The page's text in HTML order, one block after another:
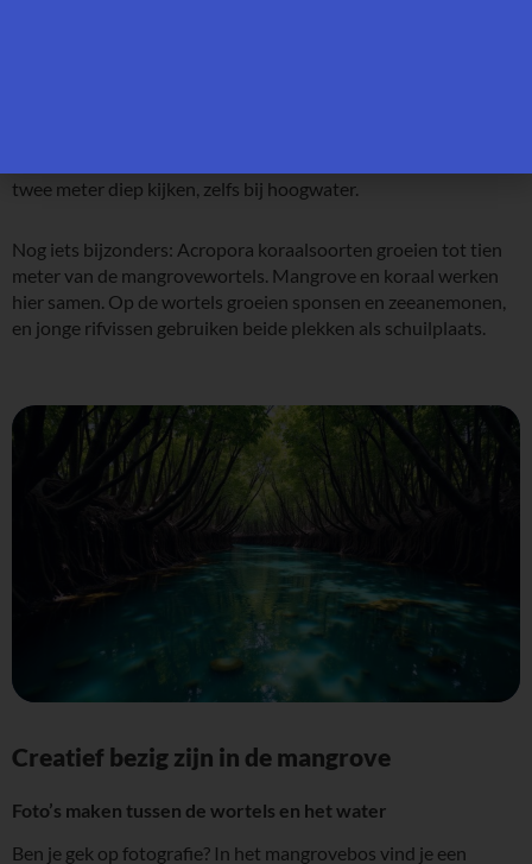
twee meter diep kijken, zelfs bij hoogwater.
Nog iets bijzonders: Acropora koraalsoorten groeien tot tien
meter van de mangrovewortels. Mangrove en koraal werken
hier samen. Op de wortels groeien sponsen en zeeanemonen,
en jonge rifvissen gebruiken beide plekken als schuilplaats.
Creatief bezig zijn in de mangrove
Foto’s maken tussen de wortels en het water
Ben je gek op fotografie? In het mangrovebos vind je een